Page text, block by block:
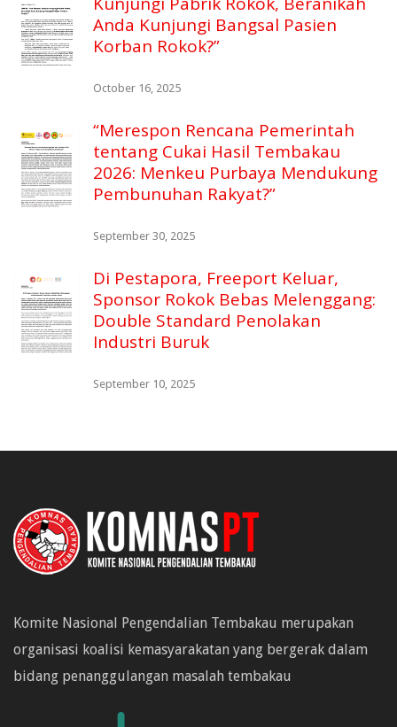
Anda Kunjungi Bangsal Pasien
Korban Rokok?”
October 16, 2025
“Merespon Rencana Pemerintah
tentang Cukai Hasil Tembakau
2026: Menkeu Purbaya Mendukung
Pembunuhan Rakyat?”
September 30, 2025
Di Pestapora, Freeport Keluar,
Sponsor Rokok Bebas Melenggang:
Double Standard Penolakan
Industri Buruk
September 10, 2025
Komite Nasional Pengendalian Tembakau merupakan
organisasi koalisi kemasyarakatan yang bergerak dalam
bidang penanggulangan masalah tembakau